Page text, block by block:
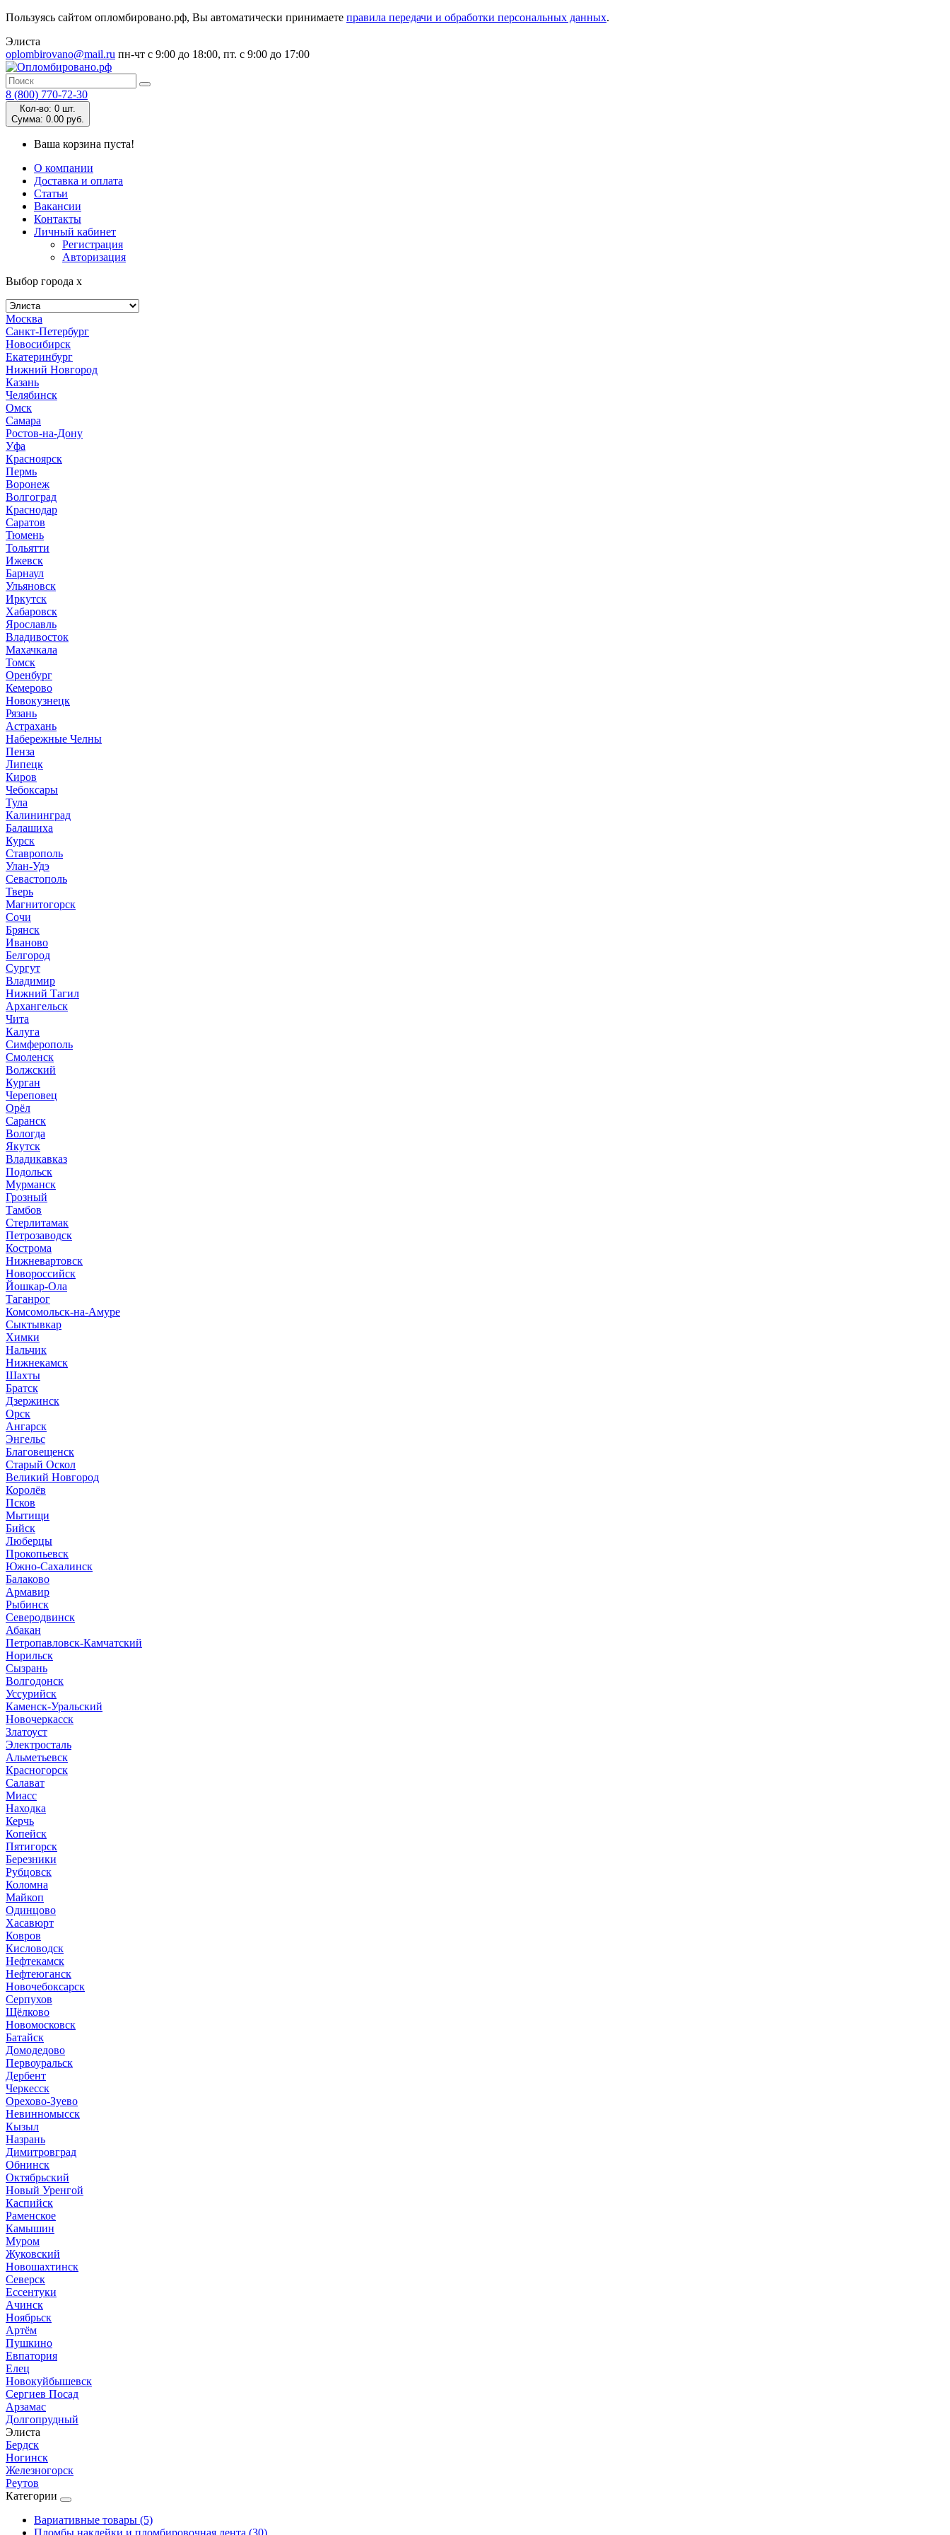
Пользуясь сайтом опломбировано.рф, Вы автоматически принимаете правила передачи и обработки персональных данных.
Элиста
oplombirovano@mail.ru пн-чт с 9:00 до 18:00, пт. с 9:00 до 17:00
8 (800) 770-72-30
Кол-во: 0 шт.
Cумма: 0.00 руб.
Ваша корзина пуста!
О компании
Доставка и оплата
Статьи
Вакансии
Контакты
Личный кабинет
Регистрация
Авторизация
Выбор города x
Москва
Санкт-Петербург
Новосибирск
Екатеринбург
Нижний Новгород
Казань
Челябинск
Омск
Самара
Ростов-на-Дону
Уфа
Красноярск
Пермь
Воронеж
Волгоград
Краснодар
Саратов
Тюмень
Тольятти
Ижевск
Барнаул
Ульяновск
Иркутск
Хабаровск
Ярославль
Владивосток
Махачкала
Томск
Оренбург
Кемерово
Новокузнецк
Рязань
Астрахань
Набережные Челны
Пенза
Липецк
Киров
Чебоксары
Тула
Калининград
Балашиха
Курск
Ставрополь
Улан-Удэ
Севастополь
Тверь
Магнитогорск
Сочи
Брянск
Иваново
Белгород
Сургут
Владимир
Нижний Тагил
Архангельск
Чита
Калуга
Симферополь
Смоленск
Волжский
Курган
Череповец
Орёл
Саранск
Вологда
Якутск
Владикавказ
Подольск
Мурманск
Грозный
Тамбов
Стерлитамак
Петрозаводск
Кострома
Нижневартовск
Новороссийск
Йошкар-Ола
Таганрог
Комсомольск-на-Амуре
Сыктывкар
Химки
Нальчик
Нижнекамск
Шахты
Братск
Дзержинск
Орск
Ангарск
Энгельс
Благовещенск
Старый Оскол
Великий Новгород
Королёв
Псков
Мытищи
Бийск
Люберцы
Прокопьевск
Южно-Сахалинск
Балаково
Армавир
Рыбинск
Северодвинск
Абакан
Петропавловск-Камчатский
Норильск
Сызрань
Волгодонск
Уссурийск
Каменск-Уральский
Новочеркасск
Златоуст
Электросталь
Альметьевск
Красногорск
Салават
Миасс
Находка
Керчь
Копейск
Пятигорск
Березники
Рубцовск
Коломна
Майкоп
Одинцово
Хасавюрт
Ковров
Кисловодск
Нефтекамск
Нефтеюганск
Новочебоксарск
Серпухов
Щёлково
Новомосковск
Батайск
Домодедово
Первоуральск
Дербент
Черкесск
Орехово-Зуево
Невинномысск
Кызыл
Назрань
Димитровград
Обнинск
Октябрьский
Новый Уренгой
Каспийск
Раменское
Камышин
Муром
Жуковский
Новошахтинск
Северск
Ессентуки
Ачинск
Ноябрьск
Артём
Пушкино
Евпатория
Елец
Новокуйбышевск
Сергиев Посад
Арзамас
Долгопрудный
Элиста
Бердск
Ногинск
Железногорск
Реутов
Категории
Вариативные товары (5)
Пломбы наклейки и пломбировочная лента (30)